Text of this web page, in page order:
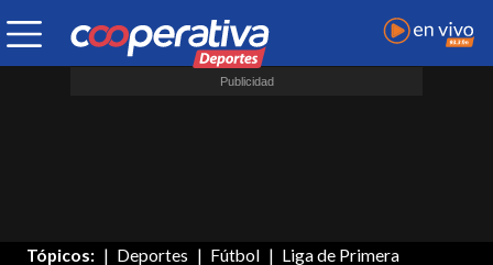
Tópicos: Deportes Fútbol Liga de Primera